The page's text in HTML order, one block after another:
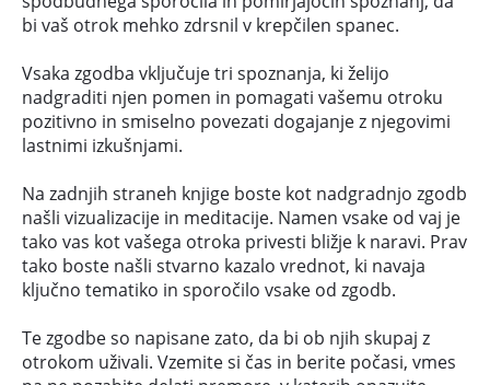
bi vaš otrok mehko zdrsnil v krepčilen spanec.
Vsaka zgodba vključuje tri spoznanja, ki želijo
nadgraditi njen pomen in pomagati vašemu otroku
pozitivno in smiselno povezati dogajanje z njegovimi
lastnimi izkušnjami.
Na zadnjih straneh knjige boste kot nadgradnjo zgodb
našli vizualizacije in meditacije. Namen vsake od vaj je
tako vas kot vašega otroka privesti bližje k naravi. Prav
tako boste našli stvarno kazalo vrednot, ki navaja
ključno tematiko in sporočilo vsake od zgodb.
Te zgodbe so napisane zato, da bi ob njih skupaj z
otrokom uživali. Vzemite si čas in berite počasi, vmes